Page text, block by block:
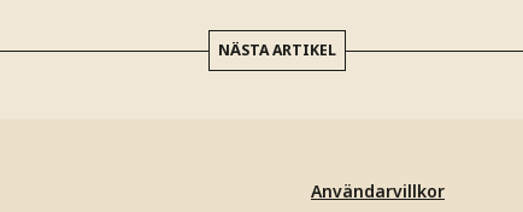
NÄSTA ARTIKEL
Användarvillkor